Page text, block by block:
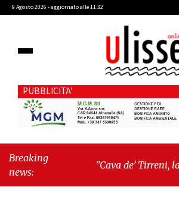
9 Agosto 2026 - aggiornato alle 11:32
PUBBLICITA'
Breaking
news:
"Cava de’ Tirreni, la